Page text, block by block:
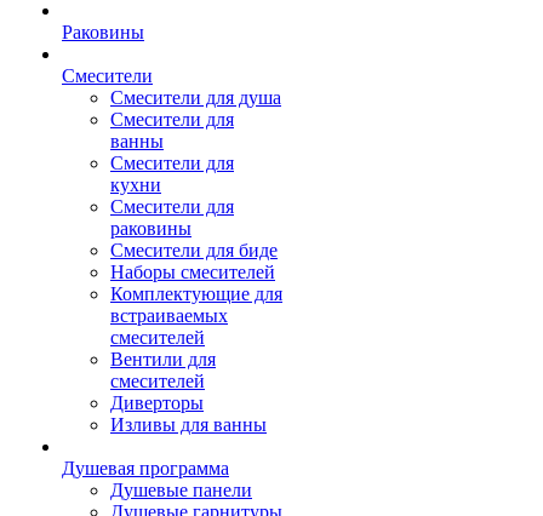
Раковины
Смесители
Смесители для душа
Смесители для
ванны
Смесители для
кухни
Смесители для
раковины
Смесители для биде
Наборы смесителей
Комплектующие для
встраиваемых
смесителей
Вентили для
смесителей
Диверторы
Изливы для ванны
Душевая программа
Душевые панели
Душевые гарнитуры